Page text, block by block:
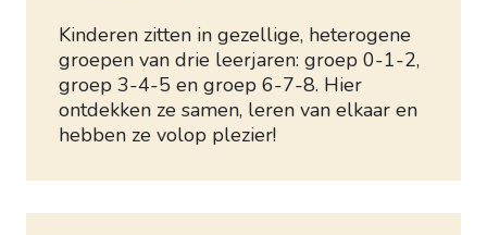
Kinderen zitten in gezellige, heterogene
groepen van drie leerjaren: groep 0-1-2,
groep 3-4-5 en groep 6-7-8. Hier
ontdekken ze samen, leren van elkaar en
hebben ze volop plezier!